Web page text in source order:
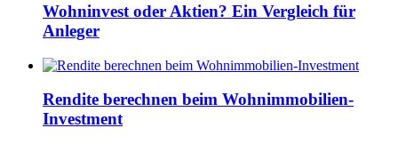
Wohninvest oder Aktien? Ein Vergleich für
Anleger
Rendite berechnen beim Wohnimmobilien-
Investment